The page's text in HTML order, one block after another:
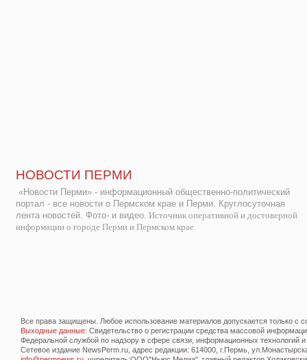
НОВОСТИ ПЕРМИ
«Новости Перми» - информационный общественно-политический
портал - все новости о Пермском крае и Перми. Круглосуточная
лента новостей. Фото- и видео. Источник оперативной и достоверной
информации о городе Перми и Пермском крае.
Все права защищены. Любое использование материалов допускается только с
Выходные данные: Свидетельство о регистрации средства массовой
Федеральной службой по надзору в сфере связи, информационных технологий
Сетевое издание NewsPerm.ru, адрес редакции: 614000, г.Пермь,